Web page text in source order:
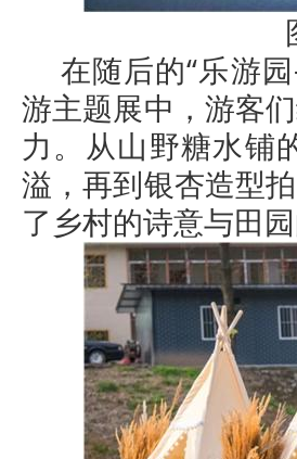
在随后的“乐游
游主题展中，游客
力。从山野糖水铺
溢，再到银杏造型
了乡村的诗意与田园